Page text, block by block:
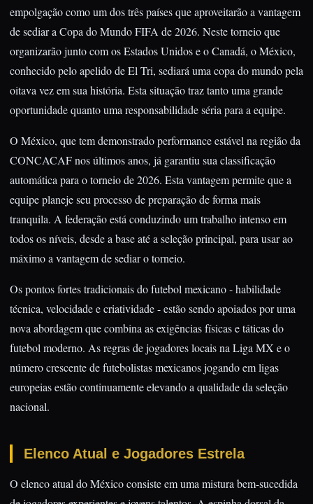
empolgação como um dos três países que aproveitarão a vantagem
de sediar a Copa do Mundo FIFA de 2026. Neste torneio que
organizarão junto com os Estados Unidos e o Canadá, o México,
conhecido pelo apelido de El Tri, sediará uma copa do mundo pela
oitava vez em sua história. Esta situação traz tanto uma grande
oportunidade quanto uma responsabilidade séria para a equipe.
O México, que tem demonstrado performance estável na região da
CONCACAF nos últimos anos, já garantiu sua classificação
automática para o torneio de 2026. Esta vantagem permite que a
equipe planeje seu processo de preparação de forma mais
tranquila. A federação está conduzindo um trabalho intenso em
todos os níveis, desde a base até a seleção principal, para usar ao
máximo a vantagem de sediar o torneio.
Os pontos fortes tradicionais do futebol mexicano - habilidade
técnica, velocidade e criatividade - estão sendo apoiados por uma
nova abordagem que combina as exigências físicas e táticas do
futebol moderno. As regras de jogadores locais na Liga MX e o
número crescente de futebolistas mexicanos jogando em ligas
europeias estão continuamente elevando a qualidade da seleção
nacional.
Elenco Atual e Jogadores Estrela
O elenco atual do México consiste em uma mistura bem-sucedida